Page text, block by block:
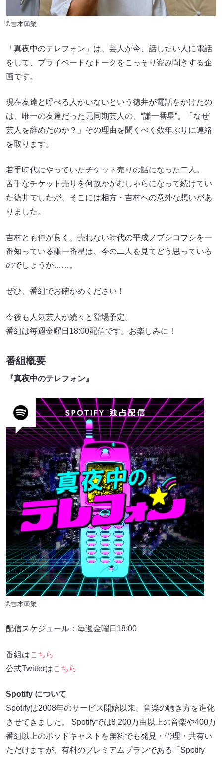
©吉本興業
「真夜中のテレフォン」は、芸人が今、話したい人に電話
をして、プライベートなトークをこっそり盗み聞きする企
画です。
現在友達と呼べる人がいないという徳井が電話をかけたの
は、唯一の友達だった元同期芸人の、“謙一番星”。「なぜ
芸人を辞めたのか？」その理由を聞くべく数年ぶりに連絡
を取ります。
若手時代にやっていたチケット売りの話になった二人。
苦手なチケット売りを何故かがむしゃらになって続けてい
た徳井でしたが、そこには相方・吉村への意外な想いがあ
りました。
吉村とも仲が良く、売れない時代の平成ノブシコブシを一
番知っている謙一番星は、今の二人を見てどう思っている
のでしょうか……。
ぜひ、番組でお確かめください！
今後も人気芸人が続々と登場予定。
番組は毎週金曜日18:00配信です。お楽しみに！
番組概要
『真夜中のテレフォン』
©吉本興業
配信スケジュール：毎週金曜日18:00
番組はこちら
公式Twitterはこちら
Spotify について
Spotifyは2008年のサービス開始以来、音楽の聴き方を進化
させてきました。 Spotifyでは8,200万曲以上の音楽や400万
番組以上のポッドキャストを無料でも発見・管理・共有い
ただけますが、有料のプレミアムプランである「Spotify